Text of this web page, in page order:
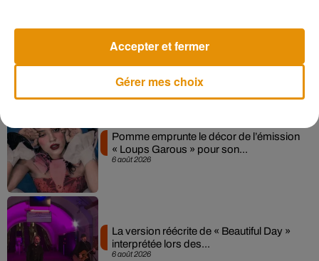
7 août 2026
Angèle et Amélie Lens dévoilent leur
collaboration tant attendue
6 août 2026
Pomme emprunte le décor de l’émission
« Loups Garous » pour son...
6 août 2026
La version réécrite de « Beautiful Day »
interprétée lors des...
Gérer mes choix
Accepter et fermer